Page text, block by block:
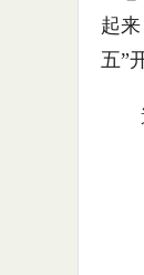
起
五”